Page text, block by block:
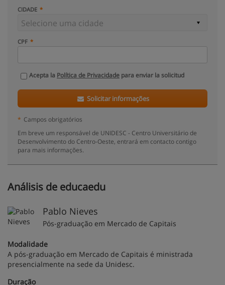
CIDADE
CPF
Acepta la Política de Privacidade para enviar la solicitud
Solicitar informações
* Campos obrigatórios
Em breve um responsável de UNIDESC - Centro Universitário de
Desenvolvimento do Centro-Oeste, entrará em contacto contigo
para mais informações.
Análisis de educaedu
Pablo Nieves
Pós-graduação em Mercado de Capitais
Modalidade
A pós-graduação em Mercado de Capitais é ministrada
presencialmente na sede da Unidesc.
Duração